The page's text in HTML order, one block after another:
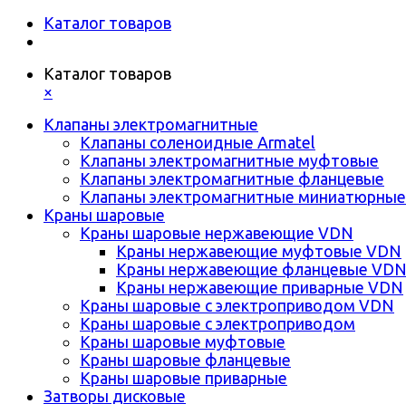
Каталог товаров
Каталог товаров
×
Клапаны электромагнитные
Клапаны соленоидные Armatel
Клапаны электромагнитные муфтовые
Клапаны электромагнитные фланцевые
Клапаны электромагнитные миниатюрные
Краны шаровые
Краны шаровые нержавеющие VDN
Краны нержавеющие муфтовые VDN
Краны нержавеющие фланцевые VDN
Краны нержавеющие приварные VDN
Краны шаровые с электроприводом VDN
Краны шаровые с электроприводом
Краны шаровые муфтовые
Краны шаровые фланцевые
Краны шаровые приварные
Затворы дисковые